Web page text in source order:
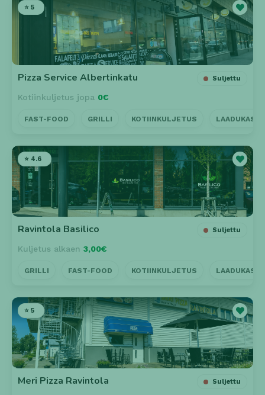
⭐ 5
Pizza Service Albertinkatu Suljettu
Kotiinkuljetus jopa 0€
FAST-FOOD GRILLI KOTIINKULJETUS LAADUKAS
⭐ 4.6
Ravintola Basilico Suljettu
Kuljetus alkaen 3,00€
GRILLI FAST-FOOD KOTIINKULJETUS LAADUKAS
⭐ 5
Meri Pizza Ravintola Suljettu